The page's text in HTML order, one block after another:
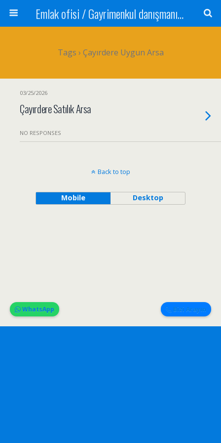
Emlak ofisi / Gayrimenkul danışmanı Satılık daire / Kiralık daire Satılık arsa / Tarla Satılık dükkan / Mağaza Devren satılık işyeri Depo ve antrepo Yatırım: Yatırımlık arsa
Tags › Çayırdere Uygun Arsa
03/25/2026
Çayırdere Satılık Arsa
NO RESPONSES
Back to top
Mobile Desktop
Bizi Arayın
WhatsApp